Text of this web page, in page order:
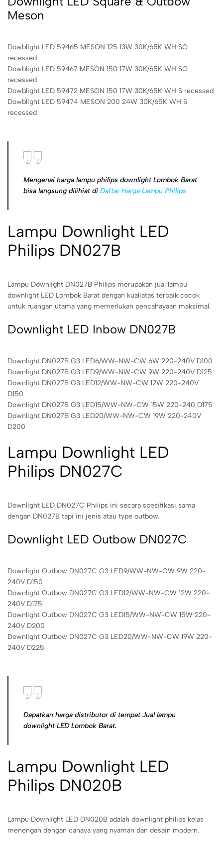
Meson
Dowblight LED 59465 MESON 125 13W 30K/65K WH SQ
recessed
Dowblight LED 59467 MESON 150 17W 30K/65K WH SQ
recessed
Dowblight LED 59472 MESON 150 17W 30K/65K WH S recessed
Dowblight LED 59474 MESON 200 24W 30K/65K WH S
recessed
Mengenai harga lampu philips downlight Lombok Barat
bisa langsung dilihiat di Daftar Harga Lampu Philips
Lampu Downlight LED
Philips DN027B
Lampu Downlight DN027B Philips merupakan jual lampu
downlight LED Lombok Barat dengan kualiatas terbaik cocok
untuk ruangan utama yang memerlukan pencahayaan maksimal.
Downlight LED Inbow DN027B
Downlight DN027B G3 LED6/WW-NW-CW 6W 220-240V D100
Downlight DN027B G3 LED9/WW-NW-CW 9W 220-240V D125
Downlight DN027B G3 LED12/WW-NW-CW 12W 220-240V
D150
Downlight DN027B G3 LED15/WW-NW-CW 15W 220-240 D175
Downlight DN027B G3 LED20/WW-NW-CW 19W 220-240V
D200
Lampu Downlight LED
Philips DN027C
Downlight LED DN027C Philips ini secara spesifikasi sama
dengan DN027B tapi ini jenis atau type outbow.
Downlight LED Outbow DN027C
Downlight Outbow DN027C G3 LED9/WW-NW-CW 9W 220-
240V D150
Downlight Outbow DN027C G3 LED12/WW-NW-CW 12W 220-
240V D175
Downlight Outbow DN027C G3 LED15/WW-NW-CW 15W 220-
240V D200
Downlight Outbow DN027C G3 LED20/WW-NW-CW 19W 220-
240V D225
Dapatkan harga distributor di tempat Jual lampu
downlight LED Lombok Barat.
Lampu Downlight LED
Philips DN020B
Lampu Downlight LED DN020B adalah downlight philips kelas
menengah dengan cahaya yang nyaman dan desain modern.